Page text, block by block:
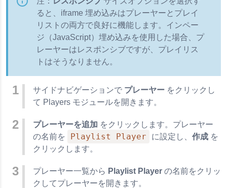
ると、iframe 埋め込みはプレーヤーとプレイ
リストの両方で良好に機能します。インペー
ジ（JavaScript）埋め込みを使用した場合、プ
レーヤーはレスポンシブですが、プレイリス
トはそうなりません。
サイドナビゲーションで プレーヤー をクリックし
て Players モジュールを開きます。
プレーヤーを追加 をクリックします。プレーヤー
の名前を
Playlist Player に設定し、 作成 を
クリックします。
プレーヤー一覧から Playlist Player の名前をクリッ
クしてプレーヤーを開きます。